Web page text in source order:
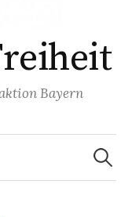
Bayern
Suchen
nach: